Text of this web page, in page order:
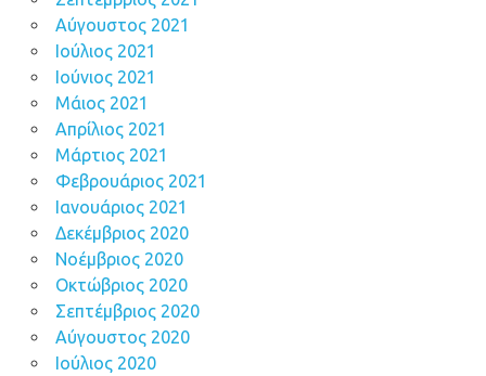
Αύγουστος 2021
Ιούλιος 2021
Ιούνιος 2021
Μάιος 2021
Απρίλιος 2021
Μάρτιος 2021
Φεβρουάριος 2021
Ιανουάριος 2021
Δεκέμβριος 2020
Νοέμβριος 2020
Οκτώβριος 2020
Σεπτέμβριος 2020
Αύγουστος 2020
Ιούλιος 2020